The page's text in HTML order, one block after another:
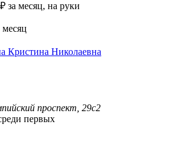
₽ за месяц, на руки
Кристина Николаевна
проспект, 29с2
первых